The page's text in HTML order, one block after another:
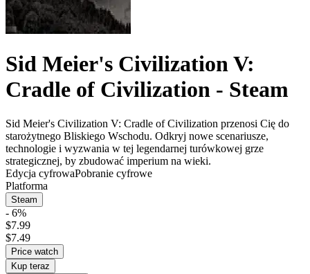
Sid Meier's Civilization V:
Cradle of Civilization - Steam
Sid Meier's Civilization V: Cradle of Civilization przenosi Cię do
starożytnego Bliskiego Wschodu. Odkryj nowe scenariusze,
technologie i wyzwania w tej legendarnej turówkowej grze
strategicznej, by zbudować imperium na wieki.
Edycja cyfrowaPobranie cyfrowe
Platforma
Steam
- 6%
$7.99
$7.49
Price watch
Kup teraz